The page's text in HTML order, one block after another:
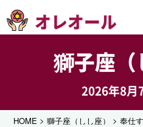
オレオール
獅子座（
2026年8月
HOME >獅子座（しし座） >奉仕